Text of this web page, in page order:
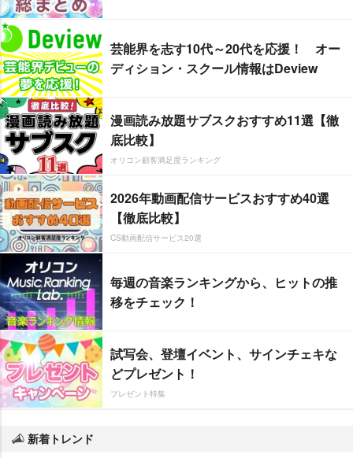
芸能界を志す10代～20代を応援！ オー
ディション・スクール情報はDeview
漫画読み放題サブスクおすすめ11選【徹
底比較】
オリコン顧客満足度ランキング
2026年動画配信サービスおすすめ40選
【徹底比較】
CS動画配信サービス20選
毎週の音楽ランキングから、ヒットの推
移をチェック！
試写会、登壇イベント、サインチェキな
どプレゼント！
プレゼント特集
新着トレンド